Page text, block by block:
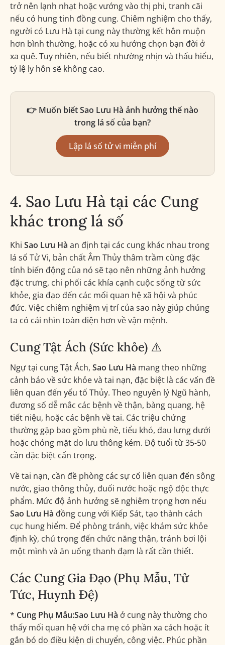
trở nên lạnh nhạt hoặc vướng vào thị phi, tranh cãi
nếu có hung tinh đồng cung. Chiêm nghiệm cho thấy,
người có Lưu Hà tại cung này thường kết hôn muộn
hơn bình thường, hoặc có xu hướng chọn bạn đời ở
xa quê. Tuy nhiên, nếu biết nhường nhịn và thấu hiểu,
tỷ lệ ly hôn sẽ không cao.
👉 Muốn biết Sao Lưu Hà ảnh hưởng thế nào
trong lá số của bạn?
Lập lá số tử vi miễn phí
4. Sao Lưu Hà tại các Cung
khác trong lá số
Khi Sao Lưu Hà an định tại các cung khác nhau trong
lá số Tử Vi, bản chất Âm Thủy thâm trầm cùng đặc
tính biến động của nó sẽ tạo nên những ảnh hưởng
đặc trưng, chi phối các khía cạnh cuộc sống từ sức
khỏe, gia đạo đến các mối quan hệ xã hội và phúc
đức. Việc chiêm nghiệm vị trí của sao này giúp chúng
ta có cái nhìn toàn diện hơn về vận mệnh.
Cung Tật Ách (Sức khỏe) ⚠️
Ngự tại cung Tật Ách, Sao Lưu Hà mang theo những
cảnh báo về sức khỏe và tai nạn, đặc biệt là các vấn đề
liên quan đến yếu tố Thủy. Theo nguyên lý Ngũ hành,
đương số dễ mắc các bệnh về thận, bàng quang, hệ
tiết niệu, hoặc các bệnh về tai. Các triệu chứng
thường gặp bao gồm phù nề, tiểu khó, đau lưng dưới
hoặc chóng mặt do lưu thông kém. Độ tuổi từ 35-50
cần đặc biệt cẩn trọng.
Về tai nạn, cần đề phòng các sự cố liên quan đến sông
nước, giao thông thủy, đuối nước hoặc ngộ độc thực
phẩm. Mức độ ảnh hưởng sẽ nghiêm trọng hơn nếu
Sao Lưu Hà đồng cung với Kiếp Sát, tạo thành cách
cục hung hiểm. Để phòng tránh, việc khám sức khỏe
định kỳ, chú trọng đến chức năng thận, tránh bơi lội
một mình và ăn uống thanh đạm là rất cần thiết.
Các Cung Gia Đạo (Phụ Mẫu, Tử
Tức, Huynh Đệ)
* Cung Phụ Mẫu:Sao Lưu Hà ở cung này thường cho
thấy mối quan hệ với cha mẹ có phần xa cách hoặc ít
gắn bó do điều kiện di chuyển, công việc. Phúc phần